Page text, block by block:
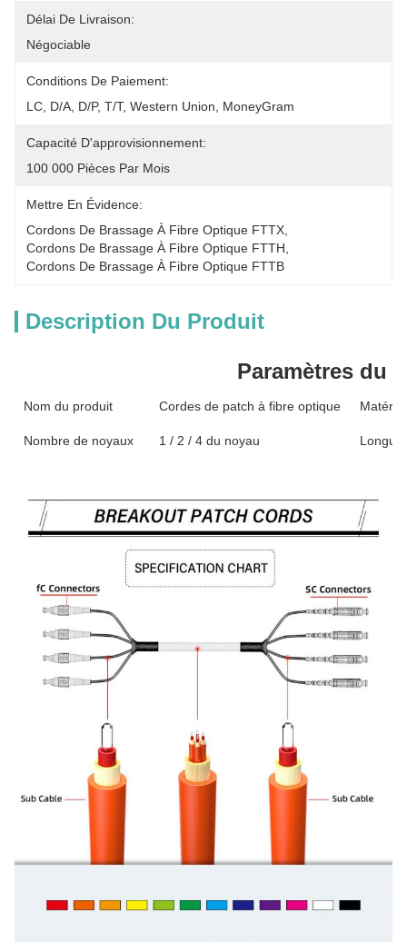
Délai De Livraison:
Négociable
Conditions De Paiement:
LC, D/A, D/P, T/T, Western Union, MoneyGram
Capacité D'approvisionnement:
100 000 Pièces Par Mois
Mettre En Évidence:
Cordons De Brassage À Fibre Optique FTTX
Cordons De Brassage À Fibre Optique FTTH
Cordons De Brassage À Fibre Optique FTTB
Description Du Produit
Paramètres du
Nom du produit Cordes de patch à fibre optique
Nombre de noyaux 1 / 2 / 4 du noyau